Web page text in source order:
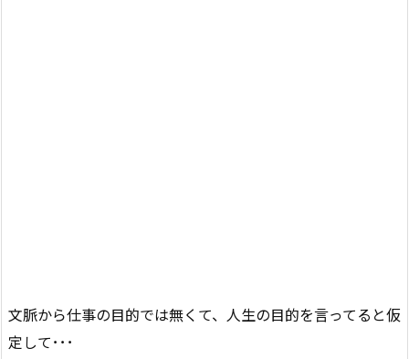
文脈から仕事の目的では無くて、人生の目的を言ってると仮
定して･･･